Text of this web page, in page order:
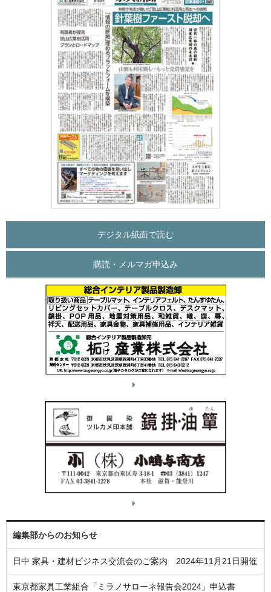
デジタル紙面で読む
購読・メルマガ申込み
編集部からのお知らせ
日中 家具・建材ビジネス交流会のご案内 2024年11月21日開催
東京都家具工業組合「ミラノサローネ報告会2024」申込書